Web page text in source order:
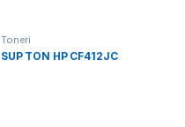
Toneri
SUP TON HP CF412JC